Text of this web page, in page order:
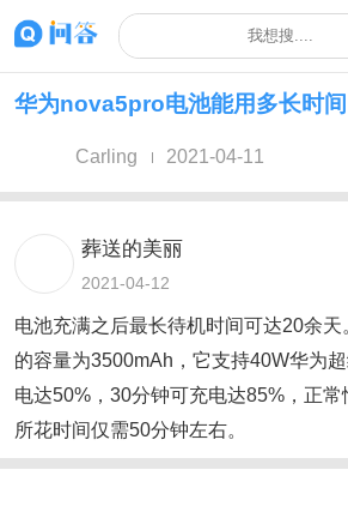
华为nova5pro电池能用多长时间
Carling 2021-04-11
葬送的美丽
2021-04-12
电池充满之后最长待机时间可达20余
的容量为3500mAh，它支持40W华为
电达50%，30分钟可充电达85%，正
所花时间仅需50分钟左右。